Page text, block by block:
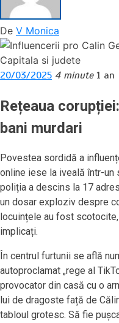
De V Monica
20/03/2025 4 minute 1 an
Rețeaua
bani murdari
Povestea sordidă a
online iese la iveală într-un
poliția a descins la 17
un dosar exploziv despre
locuințele au fost
implicați.
În centrul furtunii se află
autoproclamat „rege al
provocator din casă cu o
lui de dragoste față de
tabloul grotesc. Să fie